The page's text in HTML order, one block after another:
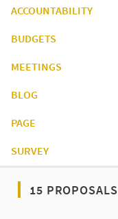
ACCOUNTABILITY
BUDGETS
MEETINGS
BLOG
PAGE
SURVEY
15 PROPOSALS